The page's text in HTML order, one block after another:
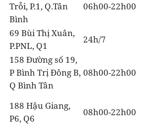
Trỗi, P.1, Q.Tân
Bình
06h00-22h00
69 Bùi Thị Xuân,
P.PNL, Q1
24h/7
158 Đường số 19,
P Bình Trị Đông B,
Q Bình Tân
08h00-22h00
188 Hậu Giang,
P6, Q6
08h00-22h00